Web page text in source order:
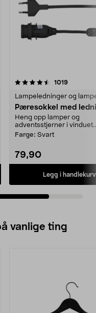
1019
Lampeledninger og
Pæresokkel med
Heng opp lamper og
adventsstjerner i
Farge: Svart
79,90
Legg i handlekurv
vanlige ting